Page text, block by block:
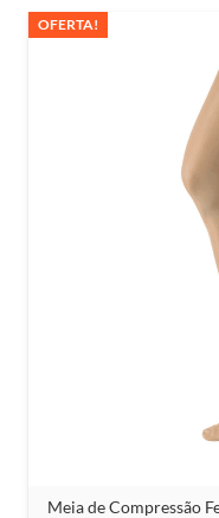
OFERTA!
Meia de Compressão